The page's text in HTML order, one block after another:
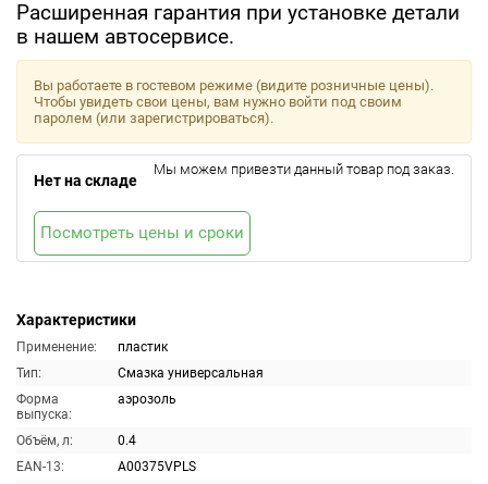
Расширенная гарантия при установке детали
в нашем автосервисе.
Характеристики
Применение:
пластик
Тип:
Смазка универсальная
Форма
выпуска:
аэрозоль
Объём, л:
0.4
EAN-13:
A00375VPLS
Вы работаете в гостевом режиме (видите розничные цены).
Чтобы увидеть свои цены, вам нужно войти под своим
паролем (или зарегистрироваться).
Нет на складе
Мы можем привезти данный товар под заказ.
Посмотреть цены и сроки